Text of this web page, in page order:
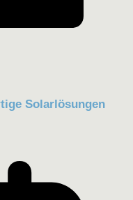
Solarlösungen